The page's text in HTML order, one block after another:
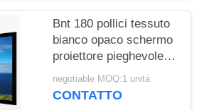
Bnt 180 pollici tessuto
bianco opaco schermo
proiettore pieghevole
veloce con quadrato
alluminio metallo
negotiable MOQ:1 unità
CONTATTO